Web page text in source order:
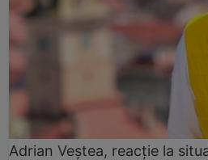
Adrian Veștea, reacție la